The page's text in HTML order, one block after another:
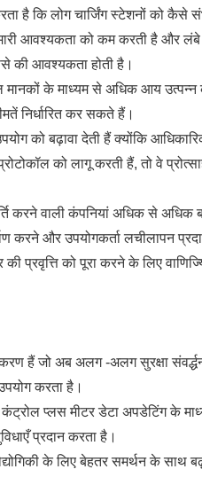
है कि लोग चार्जिंग स्टेशनों को कैसे
आवश्यकता को कम करती है और
की आवश्यकता होती है।
के माध्यम से अधिक आय
निर्धारित कर सकते हैं।
को बढ़ावा देती हैं क्योंकि
को लागू करती हैं, तो वे
वाली कंपनियां अधिक से अधिक
करने और उपयोगकर्ता लचीलापन
की प्रवृत्ति को पूरा करने के लिए
हैं जो अब अलग -अलग सुरक्षा
करता है।
प्लस मीटर डेटा अपडेटिंग के
प्रदान करता है।
के लिए बेहतर समर्थन के साथ